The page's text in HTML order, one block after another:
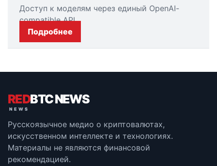
Доступ к моделям через единый OpenAI-
compatible API.
Подробнее
REDBTC NEWS
Русскоязычное медио о криптовалютах,
искусственном интеллекте и технологиях.
Материалы не являются финансовой
рекомендацией.